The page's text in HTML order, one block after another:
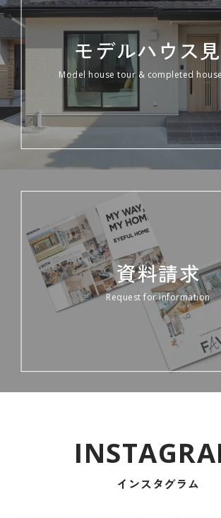
モデルハウス
Model house tour & completed
資料請求
Request for information
インスタグラム